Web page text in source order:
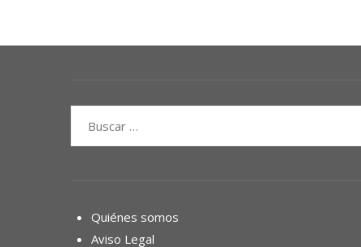
Quiénes somos
Aviso Legal